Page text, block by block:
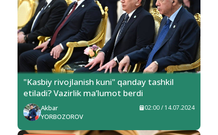
"Kasbiy rivojlanish kuni" qanday tashkil
etiladi? Vazirlik ma’lumot berdi
Akbar
YORBOZOROV
02:00 / 14.07.2024